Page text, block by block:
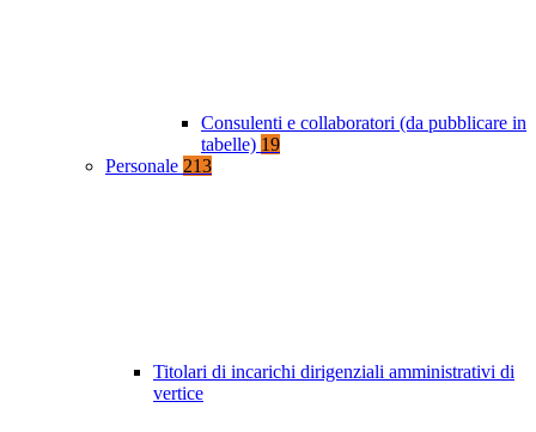
Consulenti e collaboratori (da pubblicare in
tabelle) 19
Personale 213
Titolari di incarichi dirigenziali amministrativi di
vertice